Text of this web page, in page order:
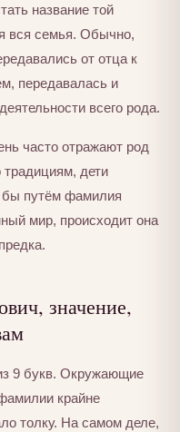
название той
вся семья. Обычно,
от отца к
передавалась и
всего рода.
часто отражают род
традициям, дети
путём фамилия
мир, происходит она
значение,
9 букв. Окружающие
крайне
толку. На самом деле,